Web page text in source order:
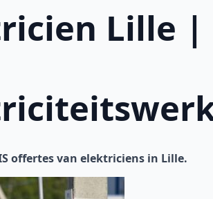
Lille |
offertes van elektriciens in Lille.